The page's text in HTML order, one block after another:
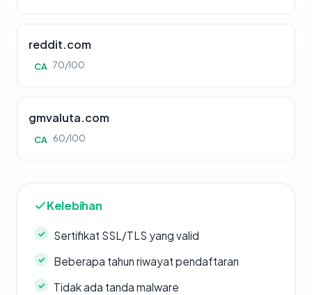
reddit.com
CA 70/100
gmvaluta.com
CA 60/100
Kelebihan
Sertifikat SSL/TLS yang valid
Beberapa tahun riwayat pendaftaran
Tidak ada tanda malware